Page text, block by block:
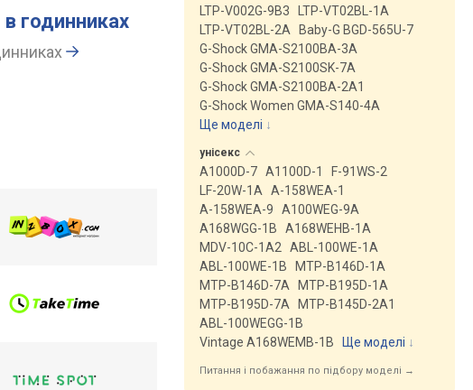
годинниках
LTP-V002G-9B3
LTP-VT02BL-1A
LTP-VT02BL-2A
Baby-G BGD-565U-7
G-Shock GMA-S2100BA-3A
G-Shock GMA-S2100SK-7A
G-Shock GMA-S2100BA-2A1
G-Shock Women GMA-S140-4A
Ще моделі ↓
унісекс
A1000D-7 A1100D-1
F-91WS-2
LF-20W-1A
A-158WEA-1
A-158WEA-9
A100WEG-9A
A168WGG-1B
A168WEHB-1A
MDV-10C-1A2
ABL-100WE-1A
ABL-100WE-1B
MTP-B146D-1A
MTP-B146D-7A
MTP-B195D-1A
MTP-B195D-7A
MTP-B145D-2A1
ABL-100WEGG-1B
Vintage A168WEMB-1B
Ще моделі ↓
Питання і побажання по підбору моделі →